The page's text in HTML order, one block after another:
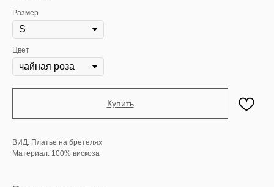
Размер
Цвет
Купить
ВИД: Платье на бретелях
Материал: 100% вискоза